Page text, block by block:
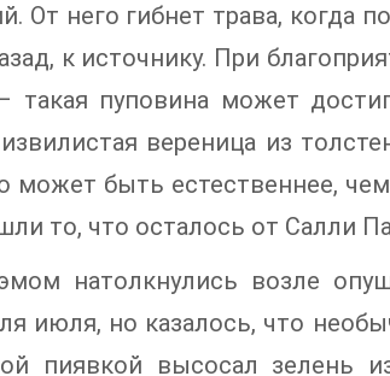
От него гибнет трава, когда
к источнику. При
такая пуповина может
вереница из
может быть естественнее,
то, что осталось от Салли
натолкнулись возле
июля, но казалось, что
пиявкой высосал зелень